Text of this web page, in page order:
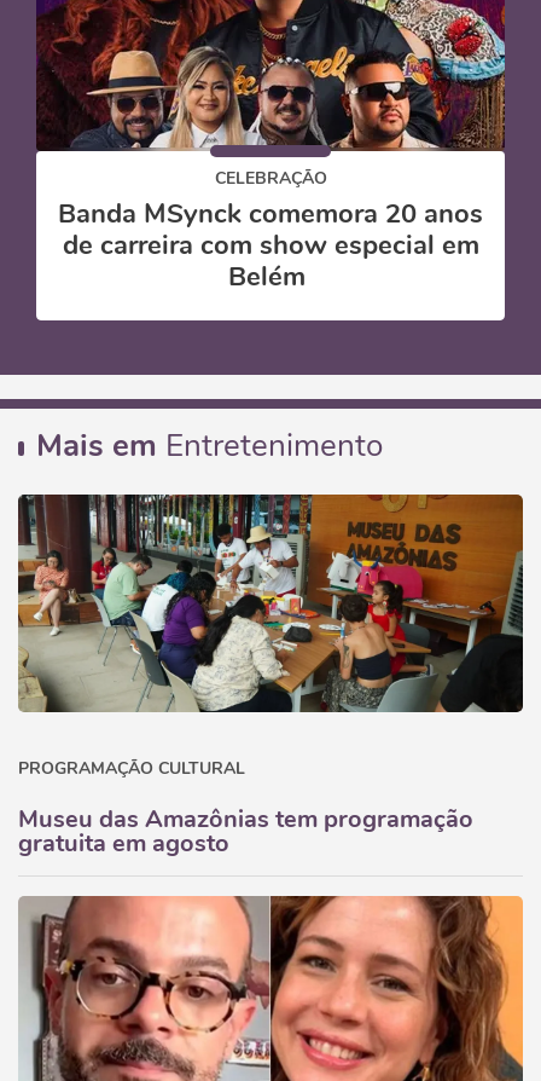
CELEBRAÇÃO
Banda MSynck comemora 20 anos
de carreira com show especial em
Belém
Mais em Entretenimento
PROGRAMAÇÃO CULTURAL
Museu das Amazônias tem programação
gratuita em agosto